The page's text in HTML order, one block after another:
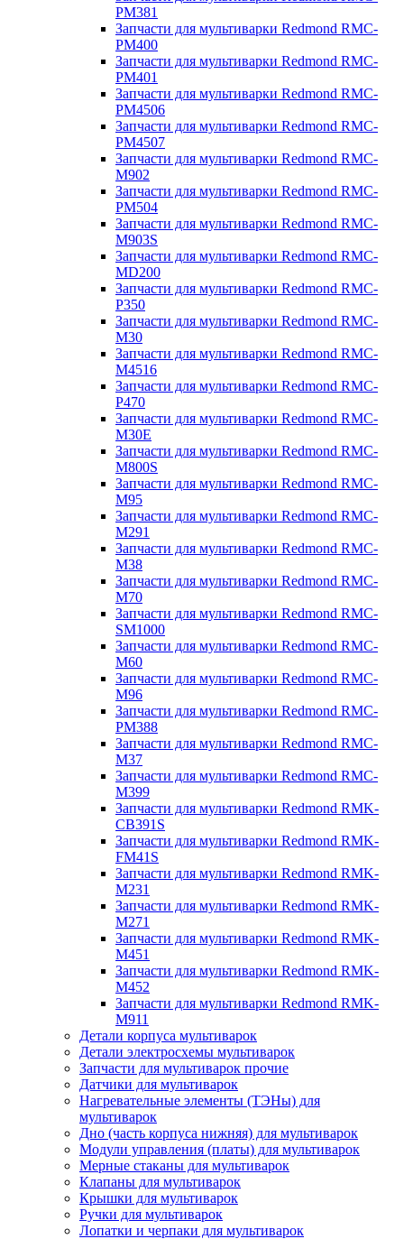
PM381
Запчасти для мультиварки Redmond RMC-
PM400
Запчасти для мультиварки Redmond RMC-
PM401
Запчасти для мультиварки Redmond RMC-
PM4506
Запчасти для мультиварки Redmond RMC-
PM4507
Запчасти для мультиварки Redmond RMC-
M902
Запчасти для мультиварки Redmond RMC-
PM504
Запчасти для мультиварки Redmond RMC-
M903S
Запчасти для мультиварки Redmond RMC-
MD200
Запчасти для мультиварки Redmond RMC-
P350
Запчасти для мультиварки Redmond RMC-
M30
Запчасти для мультиварки Redmond RMC-
M4516
Запчасти для мультиварки Redmond RMC-
P470
Запчасти для мультиварки Redmond RMC-
M30E
Запчасти для мультиварки Redmond RMC-
M800S
Запчасти для мультиварки Redmond RMC-
M95
Запчасти для мультиварки Redmond RMC-
M291
Запчасти для мультиварки Redmond RMC-
M38
Запчасти для мультиварки Redmond RMC-
M70
Запчасти для мультиварки Redmond RMC-
SM1000
Запчасти для мультиварки Redmond RMC-
M60
Запчасти для мультиварки Redmond RMC-
M96
Запчасти для мультиварки Redmond RMC-
PM388
Запчасти для мультиварки Redmond RMC-
M37
Запчасти для мультиварки Redmond RMC-
M399
Запчасти для мультиварки Redmond RMK-
CB391S
Запчасти для мультиварки Redmond RMK-
FM41S
Запчасти для мультиварки Redmond RMK-
M231
Запчасти для мультиварки Redmond RMK-
M271
Запчасти для мультиварки Redmond RMK-
M451
Запчасти для мультиварки Redmond RMK-
M452
Запчасти для мультиварки Redmond RMK-
M911
Детали корпуса мультиварок
Детали электросхемы мультиварок
Запчасти для мультиварок прочие
Датчики для мультиварок
Нагревательные элементы (ТЭНы) для
мультиварок
Дно (часть корпуса нижняя) для мультиварок
Модули управления (платы) для мультиварок
Мерные стаканы для мультиварок
Клапаны для мультиварок
Крышки для мультиварок
Ручки для мультиварок
Лопатки и черпаки для мультиварок